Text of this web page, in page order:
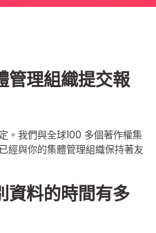
管理組織提交報
。我們與全球100 多個著作權集
經與你的集體管理組織保持著友
資料的時間有多